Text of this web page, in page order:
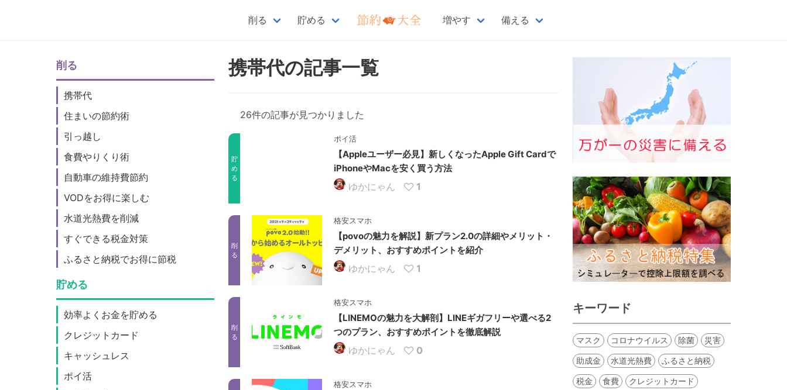
削る 貯める 増やす 備える
削る
携帯代
住まいの節約術
引っ越し
食費やりくり術
自動車の維持費節約
VODをお得に楽しむ
水道光熱費を削減
すぐできる税金対策
ふるさと納税でお得に節税
貯める
効率よくお金を貯める
クレジットカード
キャッシュレス
ポイ活
携帯代の記事一覧
26件の記事が見つかりました
貯
め
る
ポイ活
【Appleユーザー必見】新しくなったApple Gift Cardで
iPhoneやMacを安く買う方法
ゆかにゃん 1
削
る
格安スマホ
【povoの魅力を解説】新プラン2.0の詳細やメリット・
デメリット、おすすめポイントを紹介
ゆかにゃん 1
削
る
格安スマホ
【LINEMOの魅力を大解剖】LINEギガフリーや選べる2
つのプラン、おすすめポイントを徹底解説
ゆかにゃん 0
格安スマホ
キーワード
マスク コロナウイルス 除菌 災害
助成金 水道光熱費 ふるさと納税
税金 食費 クレジットカード